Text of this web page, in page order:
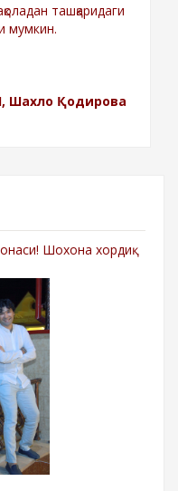
ташқаридаги
мумкин.
Шахло Қодирова
Шохона хордиқ